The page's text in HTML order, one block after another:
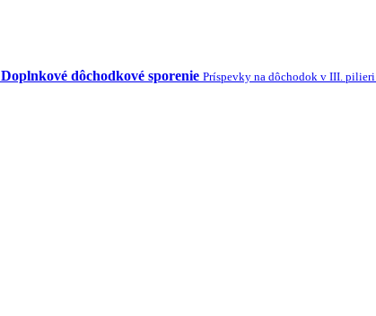
Doplnkové dôchodkové sporenie Príspevky na dôchodok v III. pilieri